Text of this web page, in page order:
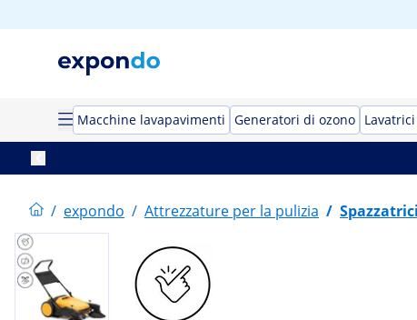
Macchine lavapavimenti Generatori di ozono
/ expondo / Attrezzature per la pulizia /